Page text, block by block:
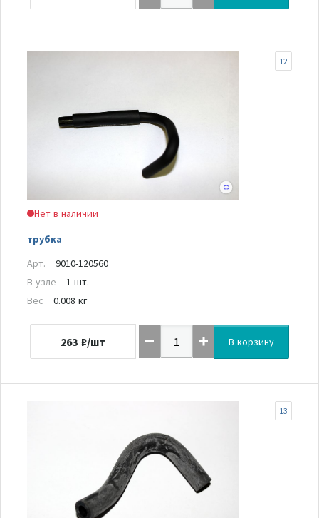
Нет в наличии
трубка
12
Арт.
9010-120560
В узле
1 шт.
Вес
0.008 кг
263 ₽/шт В корзину
13